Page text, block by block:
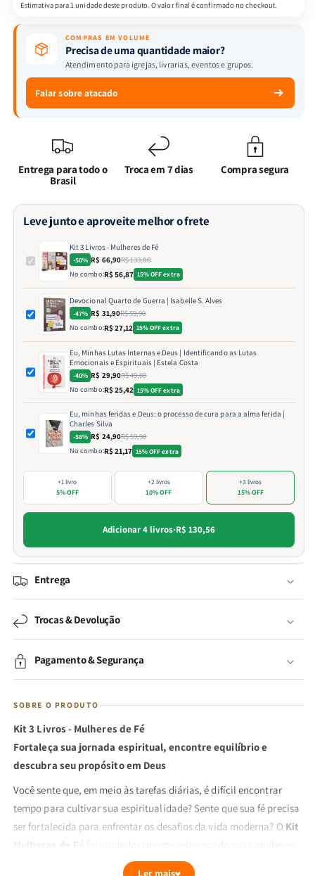
Estimativa para 1 unidade deste produto. O valor final é confirmado no checkout.
COMPRAS EM VOLUME
Precisa de uma quantidade maior?
Atendimento para igrejas, livrarias, eventos e grupos.
Falar sobre atacado
Entrega para todo o
Brasil
Troca em 7 dias Compra segura
Leve junto e aproveite melhor o frete
Kit 3 Livros - Mulheres de Fé
-50% R$ 66,90R$ 133,80
No combo:R$ 56,87 15% OFF extra
Devocional Quarto de Guerra | Isabelle S. Alves
-47% R$ 31,90R$ 59,90
No combo:R$ 27,12 15% OFF extra
Eu, Minhas Lutas Internas e Deus | Identificando as Lutas
Emocionais e Espirituais | Estela Costa
-40% R$ 29,90R$ 49,80
No combo:R$ 25,42 15% OFF extra
Eu, minhas feridas e Deus: o processo de cura para a alma ferida |
Charles Silva
-58% R$ 24,90R$ 59,90
No combo:R$ 21,17 15% OFF extra
+1 livro
5% OFF
+2 livros
10% OFF
+3 livros
15% OFF
Adicionar 4 livros·R$ 130,56
Entrega
Trocas & Devolução
Pagamento & Segurança
SOBRE O PRODUTO
Kit 3 Livros - Mulheres de Fé
Fortaleça sua jornada espiritual, encontre equilíbrio e
descubra seu propósito em Deus
Você sente que, em meio às tarefas diárias, é difícil encontrar
tempo para cultivar sua espiritualidade? Sente que sua fé precisa
ser fortalecida para enfrentar os desafios da vida moderna? O Kit
Mulheres de Fé
foi cuidadosamente selecionado para mulheres
que desejam crescer em intimidade com Deus, equilibrar sua vida